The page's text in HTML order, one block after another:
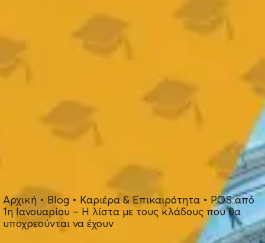
Αρχική • Blog • Καριέρα & Επικαιρότητα • POS από
1η Ιανουαρίου – Η λίστα με τους κλάδους που θα
υποχρεούνται να έχουν